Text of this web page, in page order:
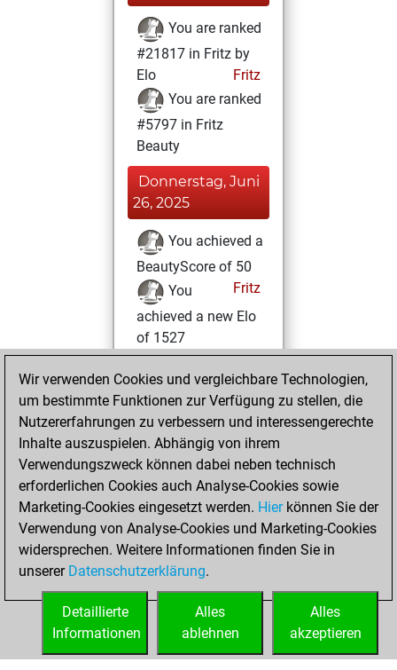
You are ranked
#21817 in Fritz by
Elo
Fritz
You are ranked
#5797 in Fritz
Beauty
Donnerstag, Juni
26, 2025
You achieved a
BeautyScore of 50
Fritz
You
achieved a new Elo
of 1527
Dienstag, Juni 24,
2025
against Fritz
Fritz
Montag,
Dezember 30,
2024
You created
your Fritz account
Wir verwenden Cookies und vergleichbare Technologien,
um bestimmte Funktionen zur Verfügung zu stellen, die
Nutzererfahrungen zu verbessern und interessengerechte
Inhalte auszuspielen. Abhängig von ihrem
Verwendungszweck können dabei neben technisch
erforderlichen Cookies auch Analyse-Cookies sowie
Marketing-Cookies eingesetzt werden. Hierkönnen Sie der
Verwendung von Analyse-Cookies und Marketing-Cookies
widersprechen. Weitere Informationen finden Sie in
unserer Datenschutzerklärung.
Alles
akzeptieren
Alles
ablehnen
Detaillierte
Informationen